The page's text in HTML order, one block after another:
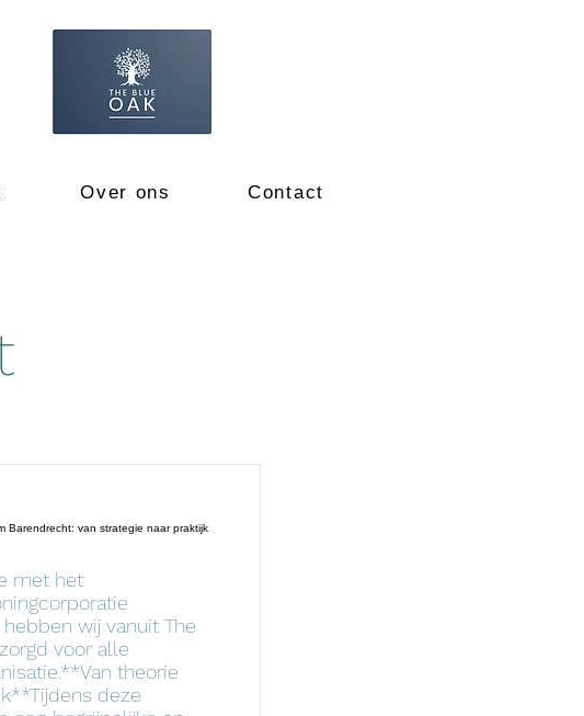
Over ons Contact
Barendrecht: van strategie naar praktijk
met het
wij vanuit The
voor alle
theorie
deze